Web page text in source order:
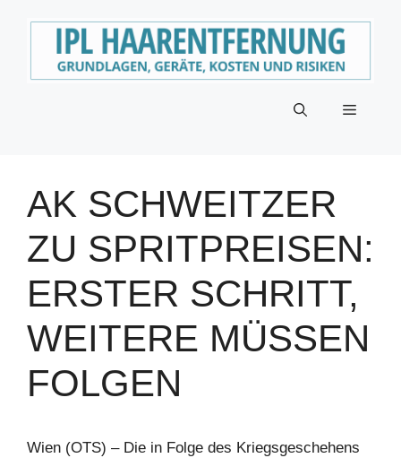
Menü
AK SCHWEITZER
ZU SPRITPREISEN:
ERSTER SCHRITT,
WEITERE MÜSSEN
FOLGEN
Wien (OTS) – Die in Folge des Kriegsgeschehens